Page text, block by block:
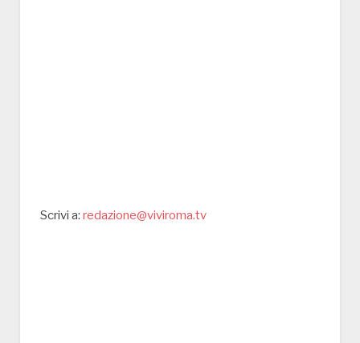
Scrivi a: redazione@viviroma.tv